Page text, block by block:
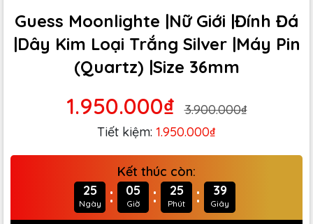
Guess Moonlighte |Nữ Giới |Đính Đá
|Dây Kim Loại Trắng Silver |Máy Pin
(Quartz) |Size 36mm
1.950.000₫
3.900.000₫
Tiết kiệm: 1.950.000₫
Kết thúc còn:
25
Ngày : 05
Giờ : 25
Phút : 38
Giây